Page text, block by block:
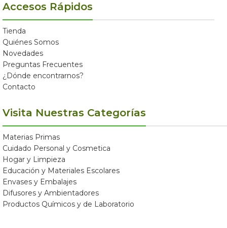
Accesos Rápidos
Tienda
Quiénes Somos
Novedades
Preguntas Frecuentes
¿Dónde encontrarnos?
Contacto
Visita Nuestras Categorías
Materias Primas
Cuidado Personal y Cosmetica
Hogar y Limpieza
Educación y Materiales Escolares
Envases y Embalajes
Difusores y Ambientadores
Productos Químicos y de Laboratorio